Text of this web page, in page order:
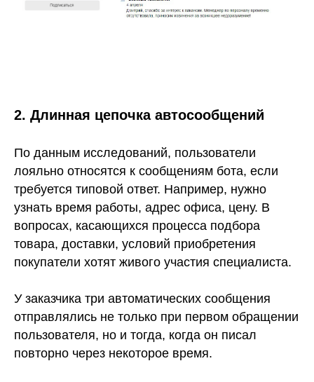
2. Длинная цепочка автосообщений
По данным исследований, пользователи
лояльно относятся к сообщениям бота, если
требуется типовой ответ. Например, нужно
узнать время работы, адрес офиса, цену. В
вопросах, касающихся процесса подбора
товара, доставки, условий приобретения
покупатели хотят живого участия специалиста.
У заказчика три автоматических сообщения
отправлялись не только при первом обращении
пользователя, но и тогда, когда он писал
повторно через некоторое время.